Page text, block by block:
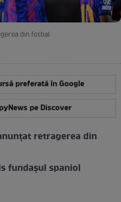
din fotbal
preferată în Google
pe Discover
retragerea din
fundașul spaniol